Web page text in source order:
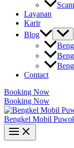
Layanan
Karir
Blog
Contact
Booking Now
Booking Now
Bengkel Mobil